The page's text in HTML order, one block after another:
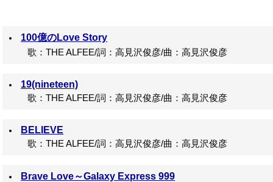
100億のLove Story
歌：THE ALFEE/詞：高見沢俊彦/曲：高見沢俊彦
19(nineteen)
歌：THE ALFEE/詞：高見沢俊彦/曲：高見沢俊彦
BELIEVE
歌：THE ALFEE/詞：高見沢俊彦/曲：高見沢俊彦
Brave Love～Galaxy Express 999